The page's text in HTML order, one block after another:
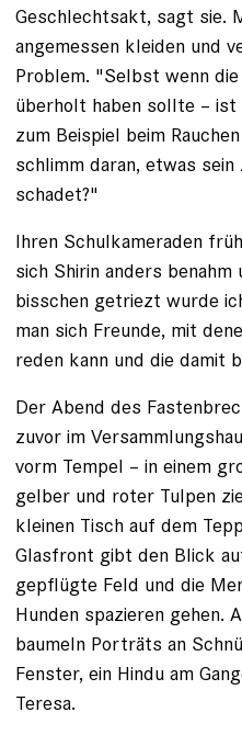
Geschlechtsakt, sagt sie.
angemessen kleiden und
Problem. "Selbst wenn
überholt haben sollte –
zum Beispiel beim
schlimm daran, etwas
schadet?"
Ihren Schulkameraden
sich Shirin anders
bisschen getriezt wurde
man sich Freunde, mit
reden kann und die damit
Der Abend des
zuvor im
vorm Tempel – in einem
gelber und roter Tulpen
kleinen Tisch auf dem
Glasfront gibt den Blick
gepflügte Feld und die
Hunden spazieren gehen.
baumeln Porträts an
Fenster, ein Hindu am
Teresa.